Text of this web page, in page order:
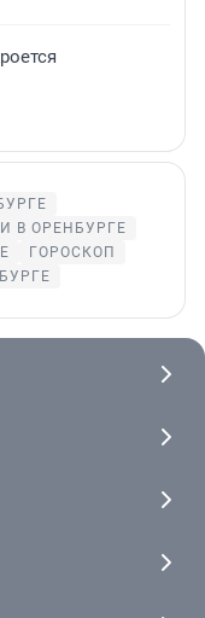
В ОРЕНБУРГЕ
ГОРОСКОП